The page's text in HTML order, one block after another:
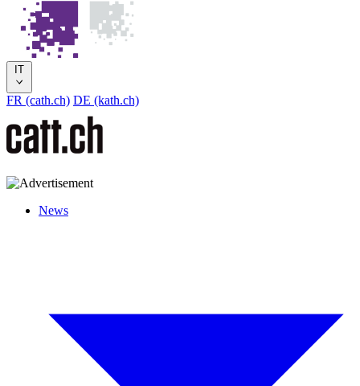
IT
FR (cath.ch) DE (kath.ch)
News